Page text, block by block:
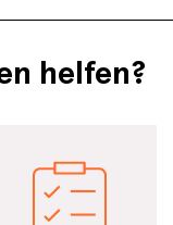
helfen?